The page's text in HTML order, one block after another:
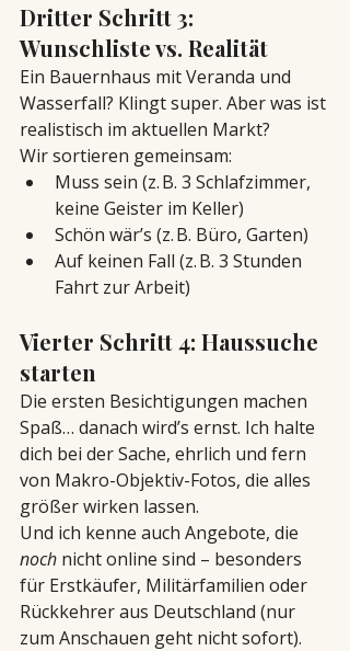
Dritter Schritt 3:
Wunschliste vs. Realität
Ein Bauernhaus mit Veranda und
Wasserfall? Klingt super. Aber was ist
realistisch im aktuellen Markt?
Wir sortieren gemeinsam:
Muss sein (z. B. 3 Schlafzimmer,
keine Geister im Keller)
Schön wär’s (z. B. Büro, Garten)
Auf keinen Fall (z. B. 3 Stunden
Fahrt zur Arbeit)
Vierter Schritt 4: Haussuche
starten
Die ersten Besichtigungen machen
Spaß… danach wird’s ernst. Ich halte
dich bei der Sache, ehrlich und fern
von Makro-Objektiv-Fotos, die alles
größer wirken lassen.
Und ich kenne auch Angebote, die
noch nicht online sind – besonders
für Erstkäufer, Militärfamilien oder
Rückkehrer aus Deutschland (nur
zum Anschauen geht nicht sofort).